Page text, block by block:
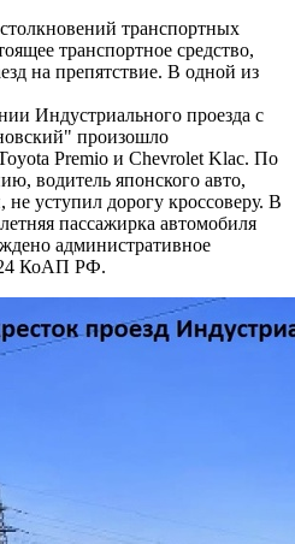
транспортных
транспортное средство,
на препятствие. В одной из
Индустриального проезда с
произошло
Premio и Chevrolet Klac. По
водитель японского авто,
не уступил дорогу кроссоверу. В
пассажирка автомобиля
административное
КоАП РФ.